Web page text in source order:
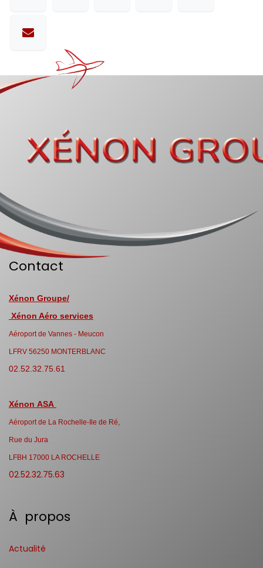
Contact
Xénon Groupe/
Xénon Aéro services
Aéroport de Vannes - Meucon
LFRV 56250 MONTERBLANC
02.52.32.75.61
Xénon ASA
Aéroport de La Rochelle-Ile de Ré,
Rue du Jura
LFBH 17000 LA ROCHELLE
02.52.32.75.63
À propos
Actualité